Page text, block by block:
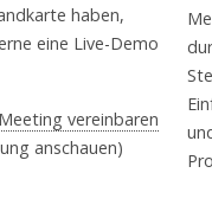
haben,
eine Live-Demo
vereinbaren
anschauen)